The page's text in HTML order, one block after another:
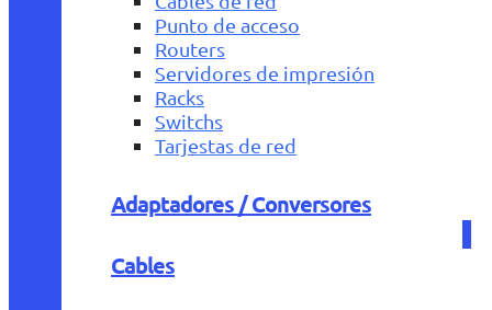
Punto de acceso
Routers
Servidores de impresión
Racks
Switchs
Tarjestas de red
Adaptadores / Conversores
Cables